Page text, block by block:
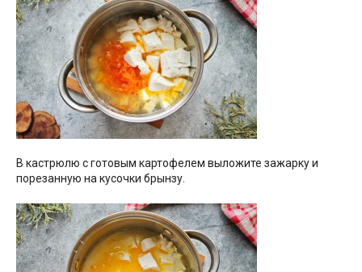
В кастрюлю с готовым картофелем выложите зажарку и
порезанную на кусочки брынзу.